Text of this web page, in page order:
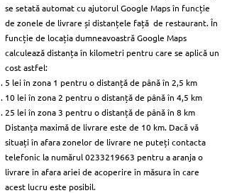
se setată automat cu ajutorul Google Maps în funcție
de zonele de livrare și distanțele față de restaurant. În
funcție de locația dumneavoastră Google Maps
calculează distanța în kilometri pentru care se aplică un
cost astfel:
5 lei în zona 1 pentru o distanță de până în 2,5 km
10 lei în zona 2 pentru o distanță de până în 4,5 km
25 lei în zona 3 pentru o distanță de până în 8 km
Distanța maximă de livrare este de 10 km. Dacă vă
situați în afara zonelor de livrare ne puteți contacta
telefonic la numărul0233219663 pentru a aranja o
livrare în afara ariei de acoperire în măsura în care
acest lucru este posibil.​